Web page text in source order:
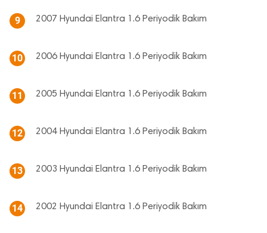
9 2007 Hyundai Elantra 1.6 Periyodik Bakım
10 2006 Hyundai Elantra 1.6 Periyodik Bakım
11 2005 Hyundai Elantra 1.6 Periyodik Bakım
12 2004 Hyundai Elantra 1.6 Periyodik Bakım
13 2003 Hyundai Elantra 1.6 Periyodik Bakım
14 2002 Hyundai Elantra 1.6 Periyodik Bakım